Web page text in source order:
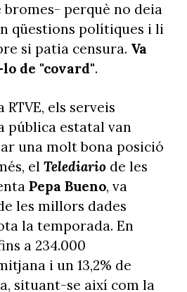
perquè no deia
qüestions polítiques i li
si patia censura. Va
de "covard".
els serveis
pública estatal van
una molt bona posició
el Telediariode les
Pepa Bueno, va
les millors dades
la temporada. En
a 234.000
i un 13,2% de
situant-se així com la